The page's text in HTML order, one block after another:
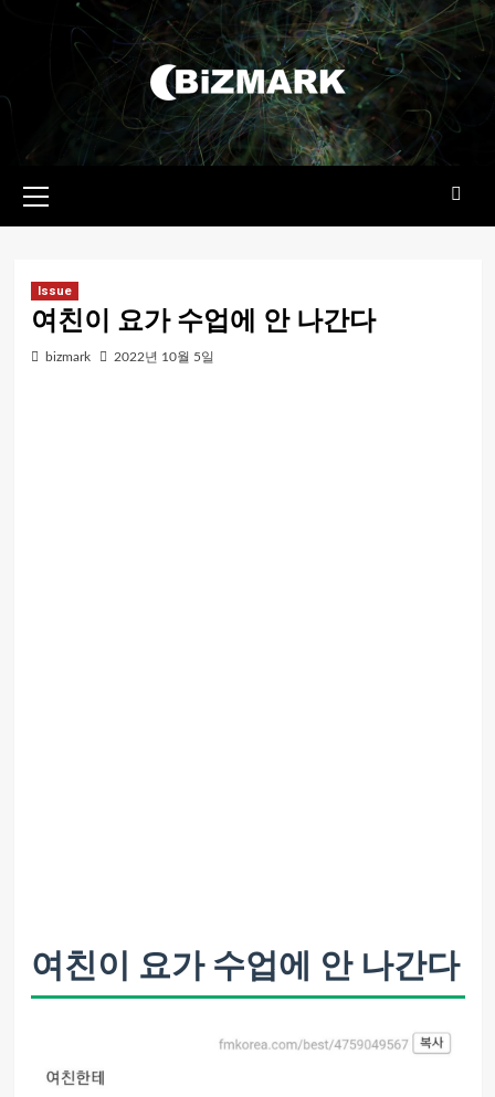
메뉴
Issue
여친이 요가 수업에 안 나간다
bizmark 2022년 10월 5일
여친이 요가 수업에 안 나간다